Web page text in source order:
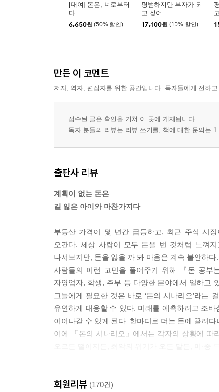
[대여] 돈은, 너로부터
다
6,650원 (50% 할인)
평범하지만 부자가 되
고 싶어
17,100원 (10% 할인)
만든 이 코멘트
저자, 역자, 편집자를 위한 공간입니다. 독자들에게 전하
접수된 글은 확인을 거쳐 이 곳에 게재됩니다.
독자 분들의 리뷰는 리뷰 쓰기를, 책에 대한 문의는
출판사 리뷰
계획이 없는 돈은
길 잃은 아이와 마찬가지다
부동산 가격이 몇 년간 급등하고, 최근 주식 시
오간다. 세상 사람이 모두 돈을 번 것처럼 느껴
나서보지만, 돈을 잃을 까 봐 마음은 계속 불안하
사람들의 이런 고민을 풀어주기 위해 『돈 공부
자영업자, 학생, 주부 등 다양한 분야에서 일하고
그들에게 필요한 것은 바로 ‘돈의 시나리오’라는
유연하게 대응할 수 있다. 미래를 예측하려고 조
이어나갈 수 있게 된다. 한마디로 더는 돈에 끌려
이에 『돈의 시나리오』에서는 각자의 상황에 따
필요한 공부는 따로 있다
회원리뷰 (170건)